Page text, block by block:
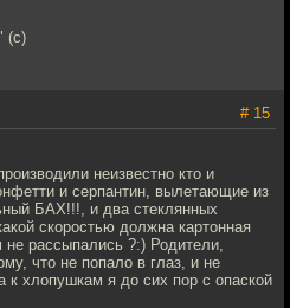
(с)
# 15
неизвестно кто и
и серпантин, вылетающие из
БАХ!!!, и два стеклянных
скоростью должна картонная
не рассыпались ?:) Родители,
что не попало в глаз, и не
к хлопушкам я до сих пор с опаской